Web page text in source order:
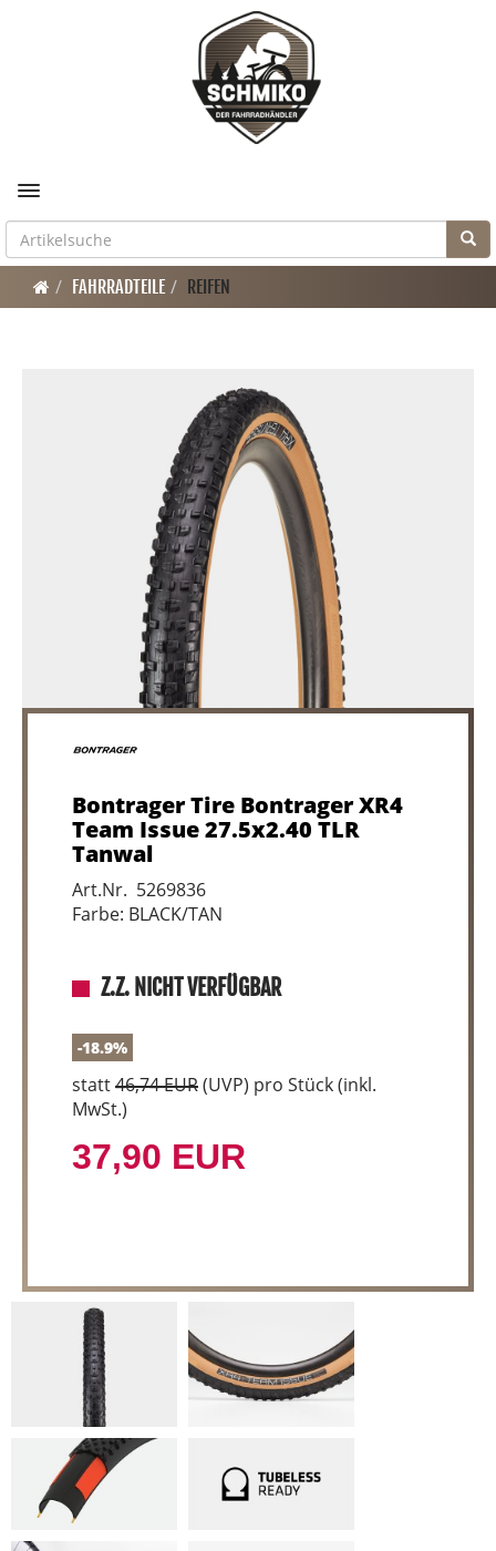
Toggle navigation
FAHRRADTEILE REIFEN
Bontrager Tire Bontrager XR4
Team Issue 27.5x2.40 TLR
Tanwal
Art.Nr. 5269836
Farbe: BLACK/TAN
Z.Z. NICHT VERFÜGBAR
-18.9%
statt46,74 EUR(UVP) pro Stück (inkl.
MwSt.)
37,90 EUR